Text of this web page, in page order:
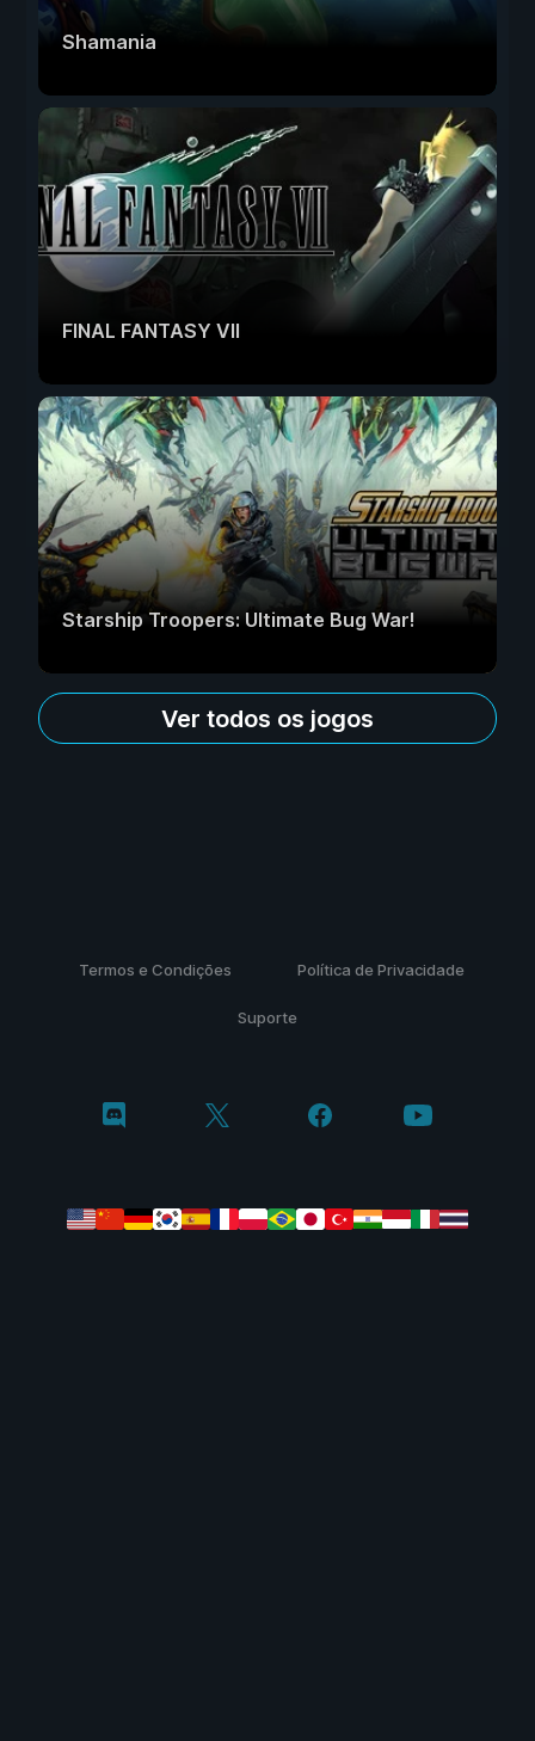
Shamania
FINAL FANTASY VII
Starship Troopers: Ultimate Bug War!
Ver todos os jogos
Termos e Condições Política de Privacidade
Suporte